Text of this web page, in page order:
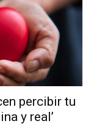
percibir tu
y real’